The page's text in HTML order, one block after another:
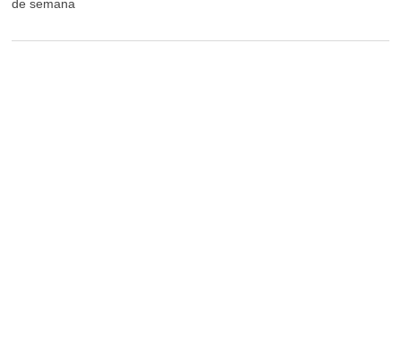
de semana